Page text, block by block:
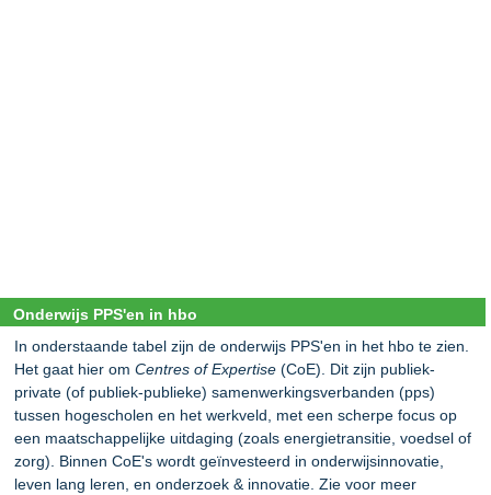
Onderwijs PPS'en in hbo
In onderstaande tabel zijn de onderwijs PPS'en in het hbo te zien.
Het gaat hier om Centres of Expertise (CoE). Dit zijn publiek-
private (of publiek-publieke) samenwerkingsverbanden (pps)
tussen hogescholen en het werkveld, met een scherpe focus op
een maatschappelijke uitdaging (zoals energietransitie, voedsel of
zorg). Binnen CoE's wordt geïnvesteerd in onderwijsinnovatie,
leven lang leren, en onderzoek & innovatie. Zie voor meer